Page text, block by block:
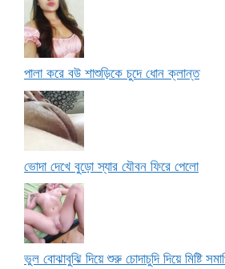
পালা করে বউ শাশুড়িকে চুদে ধোন ক্লান্ত
ভোদা দেখে বুড়ো স্যার যৌবন ফিরে পেলো
ভুল বোঝাবুঝি দিয়ে শুরু চোদাচুদি দিয়ে মিষ্টি